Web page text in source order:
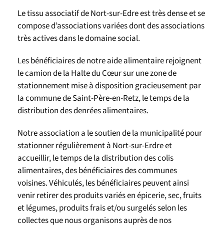
Le tissu associatif de Nort-sur-Edre est très dense et se
compose d’associations variées dont des associations
très actives dans le domaine social.
Les bénéficiaires de notre aide alimentaire rejoignent
le camion de la Halte du Cœur sur une zone de
stationnement mise à disposition gracieusement par
la commune de Saint-Père-en-Retz, le temps de la
distribution des denrées alimentaires.
Notre association a le soutien de la municipalité pour
stationner régulièrement à Nort-sur-Erdre et
accueillir, le temps de la distribution des colis
alimentaires, des bénéficiaires des communes
voisines. Véhiculés, les bénéficiaires peuvent ainsi
venir retirer des produits variés en épicerie, sec, fruits
et légumes, produits frais et/ou surgelés selon les
collectes que nous organisons auprès de nos